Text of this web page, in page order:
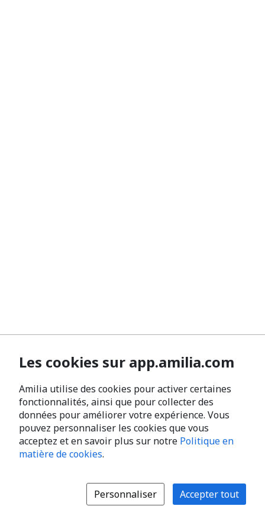
Les cookies sur app.amilia.com
Amilia utilise des cookies pour activer certaines
fonctionnalités, ainsi que pour collecter des
données pour améliorer votre expérience. Vous
pouvez personnaliser les cookies que vous
acceptez et en savoir plus sur notre Politique en
matière de cookies.
Personnaliser Accepter tout